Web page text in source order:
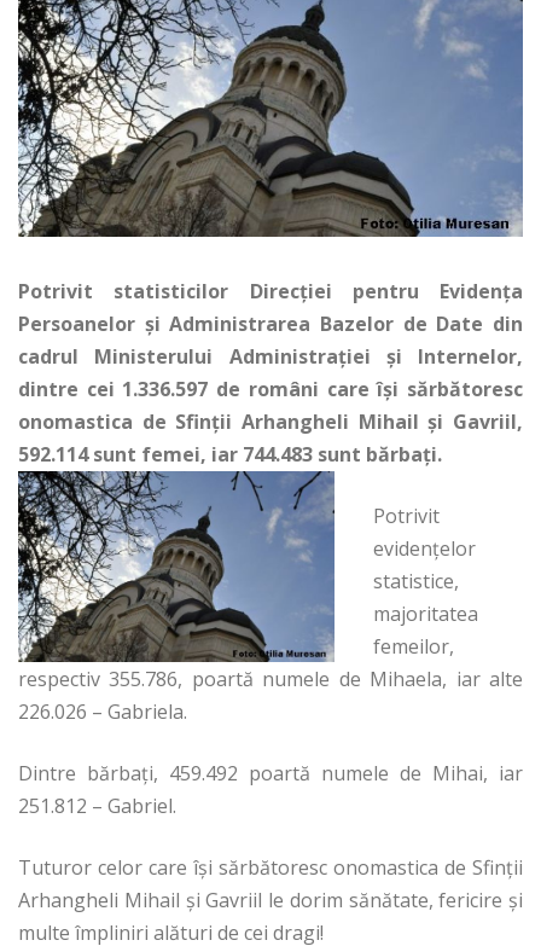
Potrivit statisticilor Direcţiei pentru Evidenţa
Persoanelor şi Administrarea Bazelor de Date din
cadrul Ministerului Administraţiei şi Internelor,
dintre cei 1.336.597 de români care își sărbătoresc
onomastica de Sfinţii Arhangheli Mihail şi Gavriil,
592.114 sunt femei, iar 744.483 sunt bărbați.
Potrivit
evidenţelor
statistice,
majoritatea
femeilor,
respectiv 355.786, poartă numele de Mihaela, iar alte
226.026 – Gabriela.
Dintre bărbaţi, 459.492 poartă numele de Mihai, iar
251.812 – Gabriel.
Tuturor celor care îşi sărbătoresc onomastica de Sfinţii
Arhangheli Mihail şi Gavriil le dorim sănătate, fericire şi
multe împliniri alături de cei dragi!